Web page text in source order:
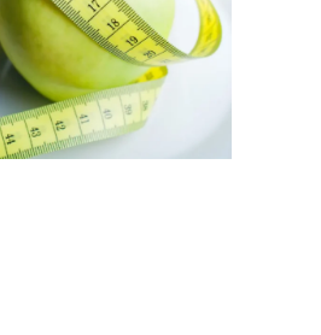
Σύστασης